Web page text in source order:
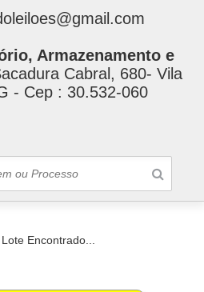
Armazenamento e
Cabral, 680- Vila
- Cep : 30.532-060
Encontrado...